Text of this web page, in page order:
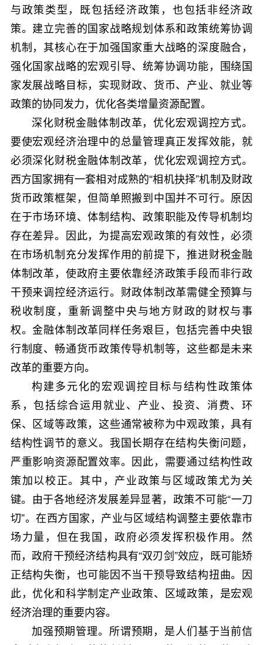
与政策类型，既包括经济政策，也包括非经济政
策。建立完善的国家战略规划体系和政策统筹协调
机制，其核心在于加强国家重大战略的深度融合，
强化国家战略的宏观引导、统筹协调功能，围绕国
家发展战略目标，实现财政、货币、产业、就业等
政策的协同发力，优化各类增量资源配置。
深化财税金融体制改革，优化宏观调控方式。
要使宏观经济治理中的总量管理真正发挥效能，就
必须深化财税金融体制改革，优化宏观调控方式。
西方国家拥有一套相对成熟的“相机抉择”机制及财政
货币政策框架，但简单照搬到中国并不可行。原因
在于市场环境、体制结构、政策职能及传导机制均
存在差异。因此，为提高宏观政策的有效性，必须
在市场机制充分发挥作用的前提下，推进财税金融
体制改革，使政府主要依靠经济政策手段而非行政
干预来调控经济运行。财政体制改革需健全预算与
税收制度，重新调整中央与地方财政的财权与事
权。金融体制改革同样任务艰巨，包括完善中央银
行制度、畅通货币政策传导机制等，这些都是未来
改革的重要方向。
构建多元化的宏观调控目标与结构性政策体
系，包括综合运用就业、产业、投资、消费、环
保、区域等政策，这些通常被称为中观政策，具有
结构性调节的意义。我国长期存在结构失衡问题，
严重影响资源配置效率。因此，需要通过结构性政
策加以校正。其中，产业政策与区域政策尤为关
键。由于各地经济发展差异显著，政策不可能“一刀
切”。在西方国家，产业与区域结构调整主要依靠市
场力量，但在我国，政府必须发挥积极作用。然
而，政府干预经济结构具有“双刃剑”效应，既可能矫
正结构失衡，也可能因不当干预导致结构扭曲。因
此，优化和科学制定产业政策、区域政策，是宏观
经济治理的重要内容。
加强预期管理。所谓预期，是人们基于当前信